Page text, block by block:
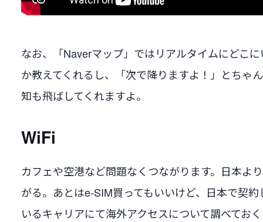
なお、「Naverマップ」ではリアルタイムにどこ
か教えてくれるし、「次で降りますよ！」とちゃ
知も飛ばしてくれますよ。
WiFi
カフェや空港など問題なくつながります。日本よ
がる。あとはe-SIM買ってもいいけど、日本で契約
いるキャリアにて海外アクセスについて調べてお